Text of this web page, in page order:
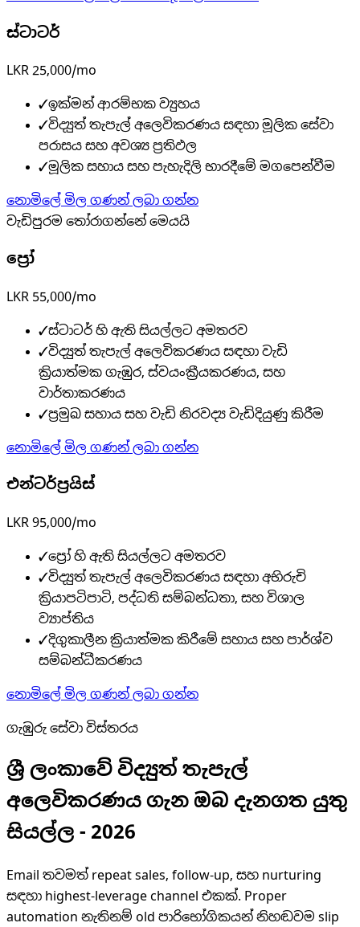
ස්ටාටර්
LKR 25,000/mo
✓ඉක්මන් ආරම්භක ව්‍යුහය
✓විද්‍යුත් තැපැල් අලෙවිකරණය සඳහා මූලික සේවා
පරාසය සහ අවශ්‍ය ප්‍රතිඵල
✓මූලික සහාය සහ පැහැදිලි භාරදීමේ මගපෙන්වීම
නොමිලේ මිල ගණන් ලබා ගන්න
වැඩිපුරම තෝරාගන්නේ මෙයයි
ප්‍රෝ
LKR 55,000/mo
✓ස්ටාටර් හි ඇති සියල්ලට අමතරව
✓විද්‍යුත් තැපැල් අලෙවිකරණය සඳහා වැඩි
ක්‍රියාත්මක ගැඹුර, ස්වයංක්‍රීයකරණය, සහ
වාර්තාකරණය
✓ප්‍රමුඛ සහාය සහ වැඩි නිරවද්‍ය වැඩිදියුණු කිරීම
නොමිලේ මිල ගණන් ලබා ගන්න
එන්ටර්ප්‍රයිස්
LKR 95,000/mo
✓ප්‍රෝ හි ඇති සියල්ලට අමතරව
✓විද්‍යුත් තැපැල් අලෙවිකරණය සඳහා අභිරුචි
ක්‍රියාපටිපාටි, පද්ධති සම්බන්ධතා, සහ විශාල
ව්‍යාප්තිය
✓දිගුකාලීන ක්‍රියාත්මක කිරීමේ සහාය සහ පාර්ශ්ව
සම්බන්ධීකරණය
නොමිලේ මිල ගණන් ලබා ගන්න
ගැඹුරු සේවා විස්තරය
ශ්‍රී ලංකාවේ විද්‍යුත් තැපැල්
අලෙවිකරණය ගැන ඔබ දැනගත යුතු
සියල්ල - 2026
Email තවමත් repeat sales, follow-up, සහ nurturing
සඳහා highest-leverage channel එකක්. Proper
automation නැතිනම් old පාරිභෝගිකයන් නිහඬවම slip